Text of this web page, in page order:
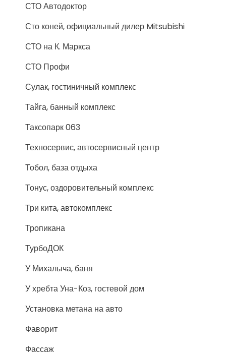
СТО Автодоктор
Сто коней, официальный дилер Mitsubishi
СТО на К. Маркса
СТО Профи
Сулак, гостиничный комплекс
Тайга, банный комплекс
Таксопарк 063
Техносервис, автосервисный центр
Тобол, база отдыха
Тонус, оздоровительный комплекс
Три кита, автокомплекс
Тропикана
ТурбоДОК
У Михалыча, баня
У хребта Уна-Коз, гостевой дом
Установка метана на авто
Фаворит
Фассаж